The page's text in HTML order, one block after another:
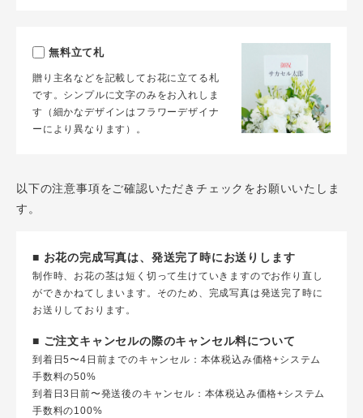
無料立て札
贈り主名などを記載してお花に立てる札
です。シンプルに文字のみをお入れしま
す（細かなデザインはフラワーデザイナ
ーにより異なります）。
以下の注意事項をご確認いただきチェックをお願いいたしま
す。
■ お花の完成写真は、発送完了時にお送りします
制作時、お花の茎は短く切って生けていきますのでお作り直し
ができかねてしまいます。そのため、完成写真は発送完了時に
お送りしております。
■ ご注文キャンセルの際のキャンセル料について
到着日5〜4日前までのキャンセル：本体税込み価格+システム
手数料の50%
到着日3日前〜発送後のキャンセル：本体税込み価格+システム
手数料の100%